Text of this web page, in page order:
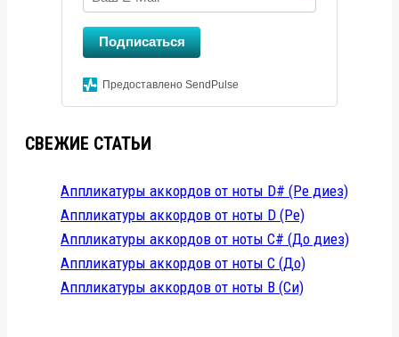
Подписаться
Предоставлено SendPulse
СВЕЖИЕ СТАТЬИ
Аппликатуры аккордов от ноты D# (Ре диез)
Аппликатуры аккордов от ноты D (Ре)
Аппликатуры аккордов от ноты C# (До диез)
Аппликатуры аккордов от ноты C (До)
Аппликатуры аккордов от ноты B (Си)